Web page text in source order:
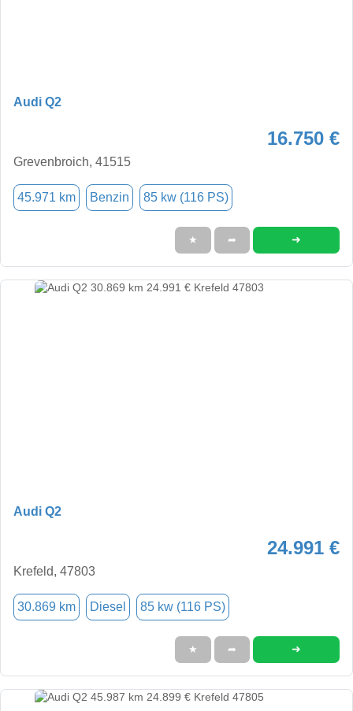
Audi Q2
16.750 €
Grevenbroich, 41515
45.971 km Benzin 85 kw (116 PS)
★ ➦ ➜
Audi Q2
24.991 €
Krefeld, 47803
30.869 km Diesel 85 kw (116 PS)
★ ➦ ➜